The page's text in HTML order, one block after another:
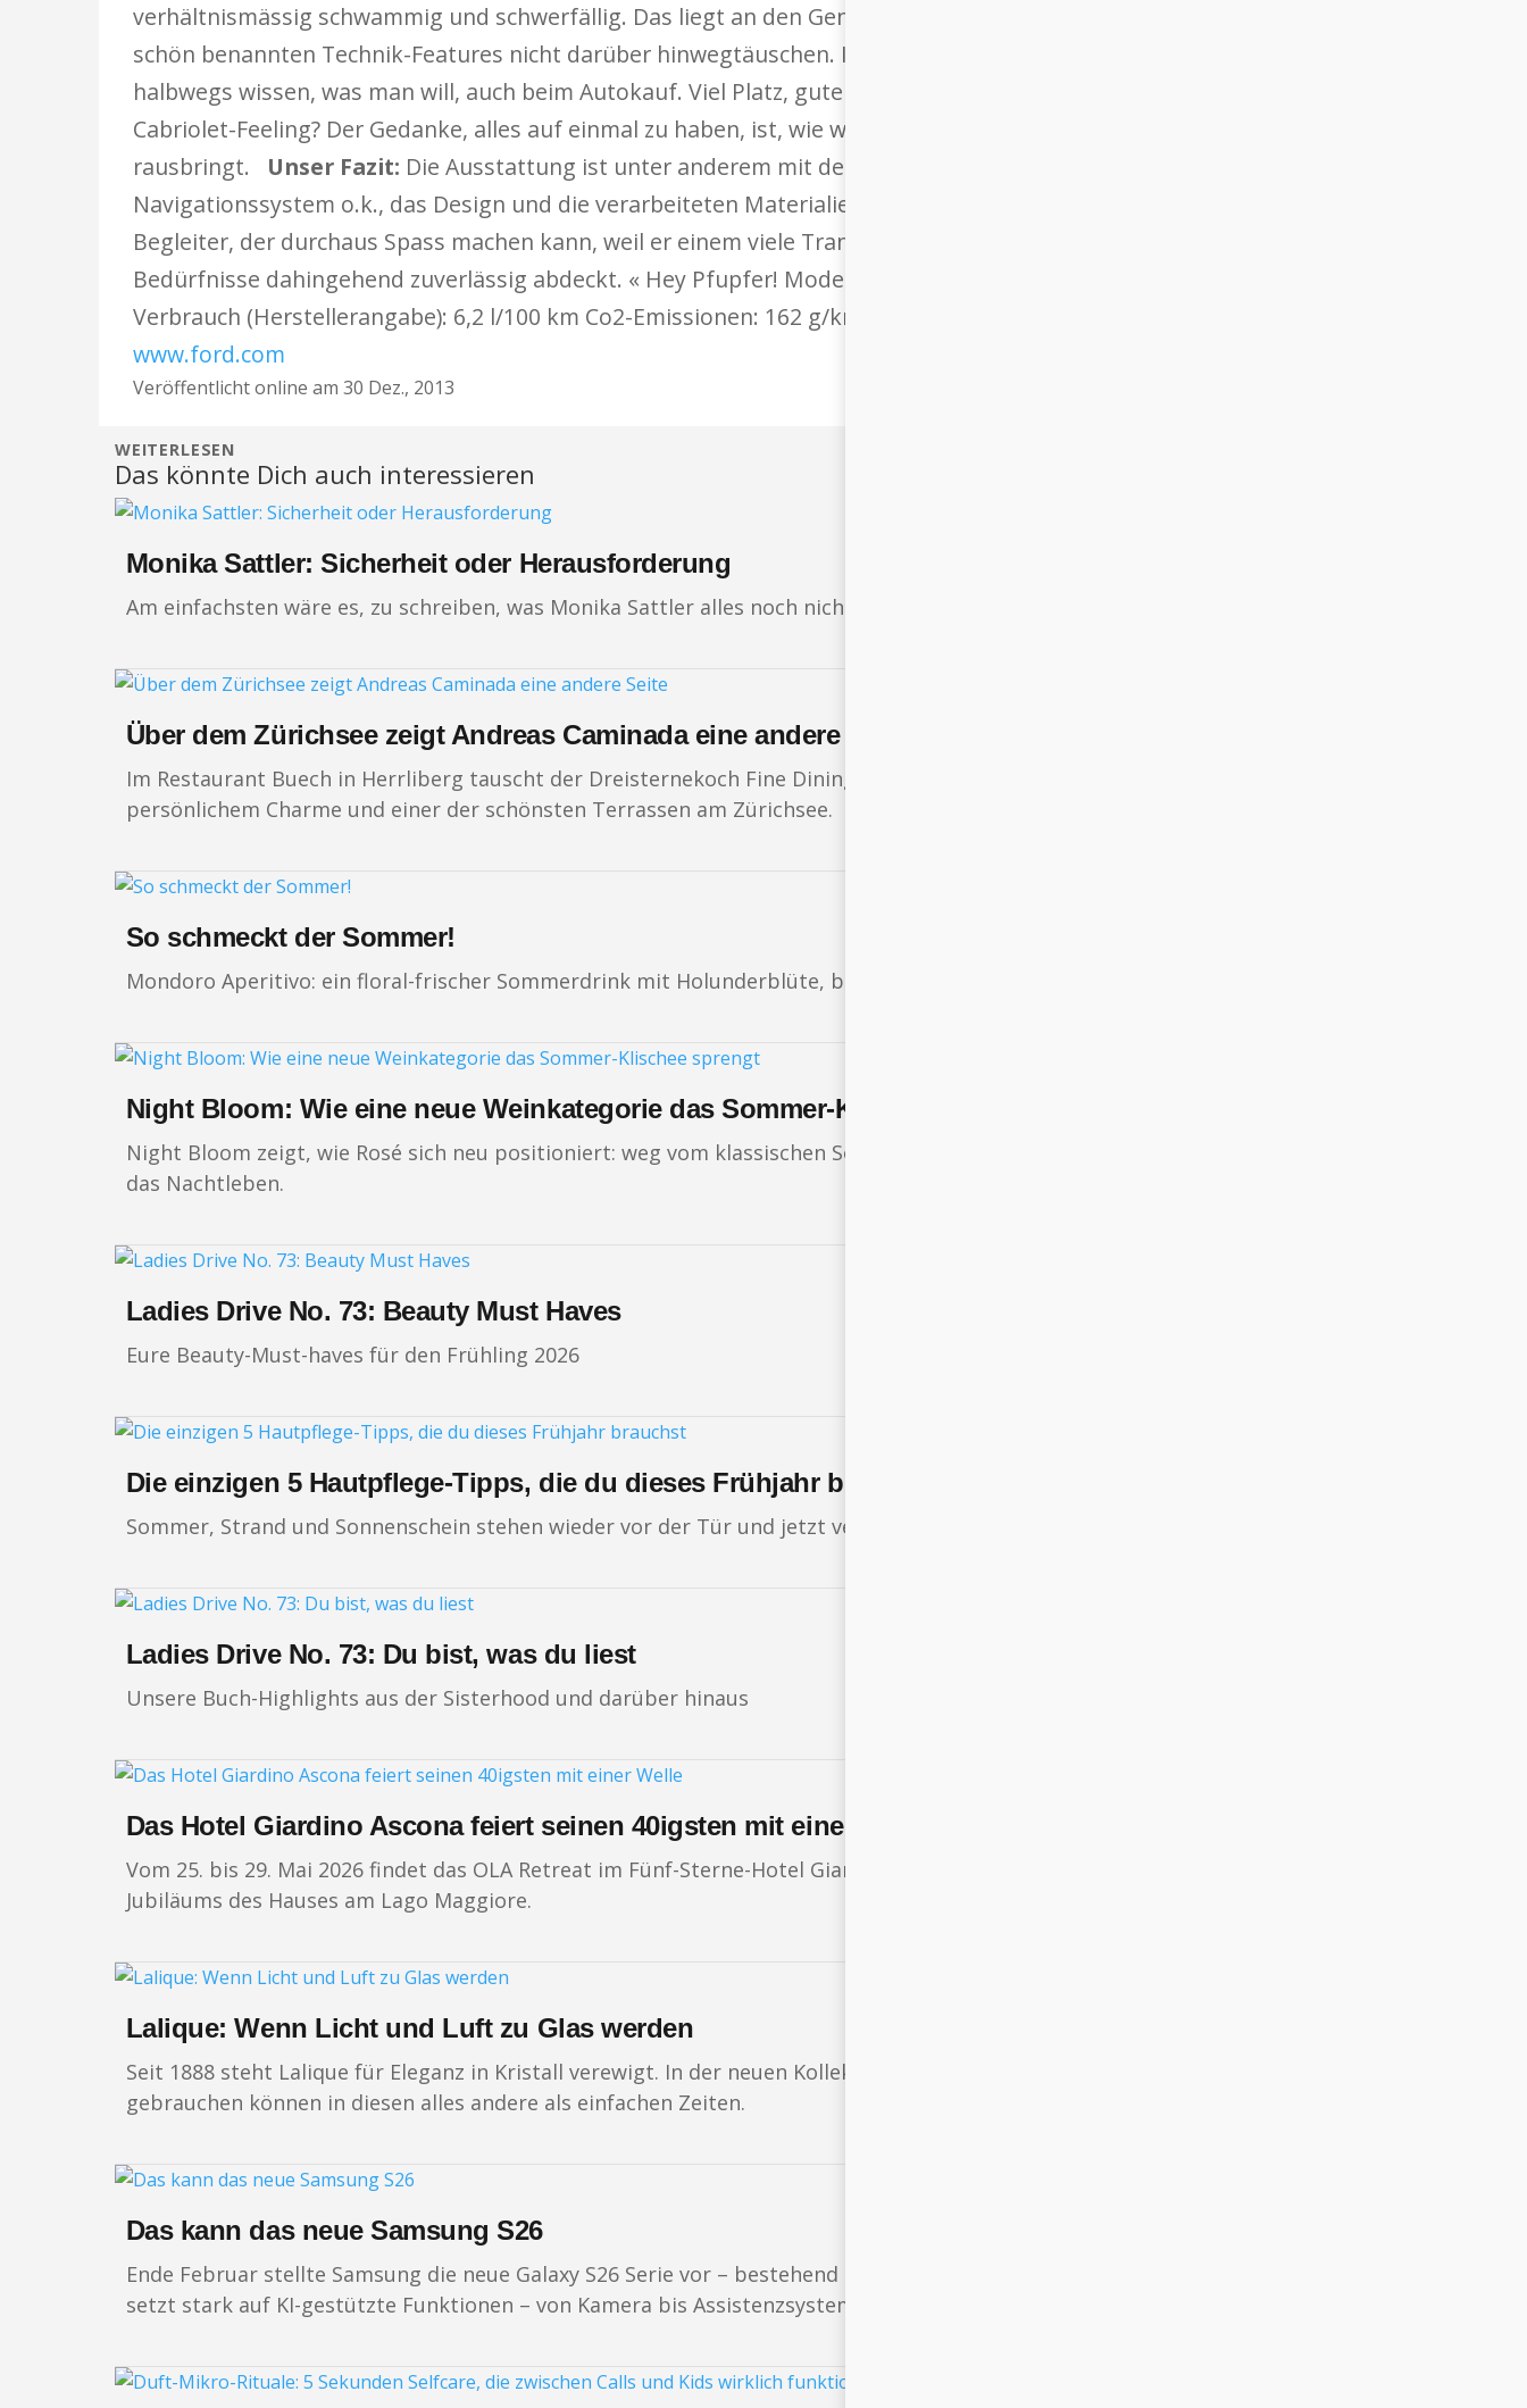
verhältnismässig schwammig und schwerfällig. Das liegt an den Genen eines SUV. Da können auch die zahlreichen,
schön benannten Technik-Features nicht darüber hinwegtäuschen. Insofern ist es wie immer im Leben: Man muss
halbwegs wissen, was man will, auch beim Autokauf. Viel Platz, gute Übersicht oder schnelle Kurvenfahrten und
Cabriolet-Feeling? Der Gedanke, alles auf einmal zu haben, ist, wie wenn George Clooney den Müll selbst
rausbringt. Unser Fazit: Die Ausstattung ist unter anderem mit dem in der Testversion verbauten
Navigationssystem o.k., das Design und die verarbeiteten Materialien gefällig, und so ist der Kuga ein netter
Begleiter, der durchaus Spass machen kann, weil er einem viele Transportfreiheiten lässt und sämtliche
Bedürfnisse dahingehend zuverlässig abdeckt. « Hey Pfupfer! Modell: Ford Kuga Titanium 4x4 Leistung: 163 Ps
Verbrauch (Herstellerangabe): 6,2 l/100 km Co2-Emissionen: 162 g/km Energie-Effizienz: D Preis ab: CHF 43‘000.00
www.ford.com
Veröffentlicht online am 30 Dez., 2013
WEITERLESEN
Das könnte Dich auch interessieren
Monika Sattler: Sicherheit oder Herausforderung
Am einfachsten wäre es, zu schreiben, was Monika Sattler alles noch nicht ausprobiert hat.
Über dem Zürichsee zeigt Andreas Caminada eine andere Seite
Im Restaurant Buech in Herrliberg tauscht der Dreisternekoch Fine Dining gegen eine entspannte Küche mit viel Geschmack,
persönlichem Charme und einer der schönsten Terrassen am Zürichsee.
So schmeckt der Sommer!
Mondoro Aperitivo: ein floral-frischer Sommerdrink mit Holunderblüte, botanischen Kräutern und Art-Déco-Charme.
Night Bloom: Wie eine neue Weinkategorie das Sommer-Klischee sprengt
Night Bloom zeigt, wie Rosé sich neu positioniert: weg vom klassischen Sommerwein, hin zu einem Getränk für den Abend und
das Nachtleben.
Ladies Drive No. 73: Beauty Must Haves
Eure Beauty-Must-haves für den Frühling 2026
Die einzigen 5 Hautpflege-Tipps, die du dieses Frühjahr brauchst
Sommer, Strand und Sonnenschein stehen wieder vor der Tür und jetzt verändert sich auch die Art, wie du dich schminkst.
Ladies Drive No. 73: Du bist, was du liest
Unsere Buch-Highlights aus der Sisterhood und darüber hinaus
Das Hotel Giardino Ascona feiert seinen 40igsten mit einer Welle
Vom 25. bis 29. Mai 2026 findet das OLA Retreat im Fünf-Sterne-Hotel Giardino in Ascona statt – anlässlich des 40-jährigen
Jubiläums des Hauses am Lago Maggiore.
Lalique: Wenn Licht und Luft zu Glas werden
Seit 1888 steht Lalique für Eleganz in Kristall verewigt. In der neuen Kollektion findet sich eine Leichtigkeit wieder, die wir so gut
gebrauchen können in diesen alles andere als einfachen Zeiten.
Das kann das neue Samsung S26
Ende Februar stellte Samsung die neue Galaxy S26 Serie vor – bestehend aus dem S26, S26+ und dem S26 Ultra. Die neue Serie
setzt stark auf KI-gestützte Funktionen – von Kamera bis Assistenzsystem.